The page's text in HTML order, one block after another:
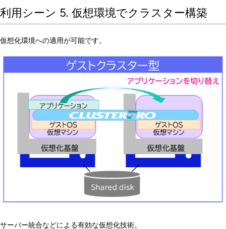
利用シーン 5. 仮想環境でクラスター構築
仮想化環境への適用が可能です。
サーバー統合などによる有効な仮想化技術。